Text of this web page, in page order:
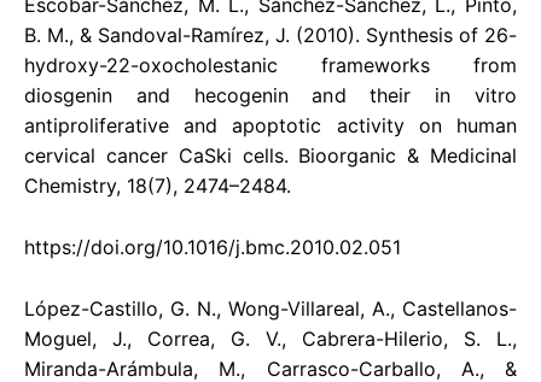
B. M., & Sandoval-Ramírez, J. (2010). Synthesis of 26-
hydroxy-22-oxocholestanic frameworks from
diosgenin and hecogenin and their in vitro
antiproliferative and apoptotic activity on human
cervical cancer CaSki cells. Bioorganic & Medicinal
Chemistry, 18(7), 2474–2484.
https://doi.org/10.1016/j.bmc.2010.02.051
López-Castillo, G. N., Wong-Villareal, A., Castellanos-
Moguel, J., Correa, G. V., Cabrera-Hilerio, S. L.,
Miranda-Arámbula, M., Carrasco-Carballo, A., &